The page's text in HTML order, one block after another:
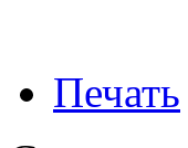
Печать